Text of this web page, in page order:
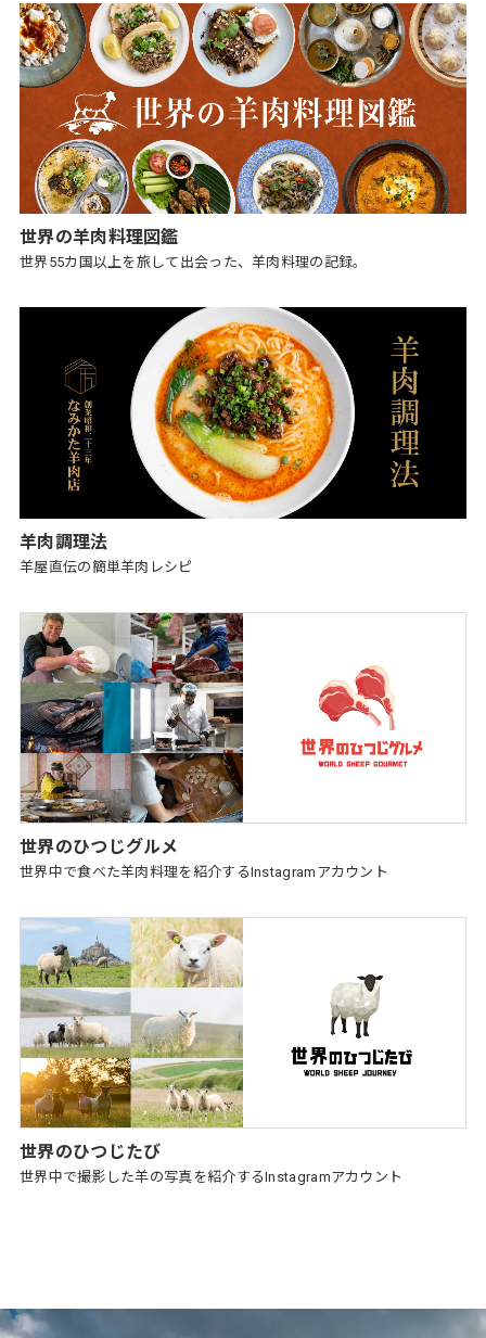
世界の羊肉料理図鑑
世界55カ国以上を旅して出会った、羊肉料理の記録。
羊肉調理法
羊屋直伝の簡単羊肉レシピ
世界のひつじグルメ
世界中で食べた羊肉料理を紹介するInstagramアカウント
世界のひつじたび
世界中で撮影した羊の写真を紹介するInstagramアカウント